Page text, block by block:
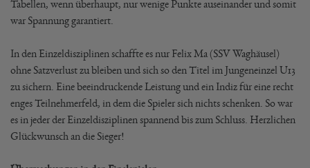
Tabellen, wenn überhaupt, nur wenige Punkte auseinander und somit
war Spannung garantiert.
In den Einzeldisziplinen schaffte es nur Felix Ma (SSV Waghäusel)
ohne Satzverlust zu bleiben und sich so den Titel im Jungeneinzel U13
zu sichern. Eine beeindruckende Leistung und ein Indiz für eine recht
enges Teilnehmerfeld, in dem die Spieler sich nichts schenken. So war
es in jeder der Einzeldisziplinen spannend bis zum Schluss. Herzlichen
Glückwunsch an die Sieger!